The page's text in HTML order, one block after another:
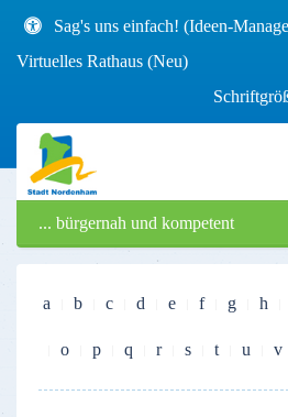
Sag's uns einfach! (Ideen-
Virtuelles Rathaus (Neu)
... bürgernah und kompetent
a b c d e f g h
o p q r s t u v